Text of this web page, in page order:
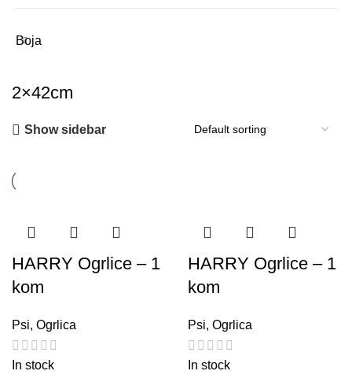
Boja
2×42cm
Show sidebar
HARRY Ogrlice – 1
kom
Psi, Ogrlica
In stock
HARRY Ogrlice – 1
kom
Psi, Ogrlica
In stock